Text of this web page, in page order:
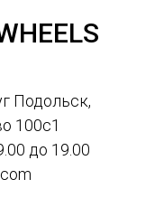
Подольск,
100с1
до 19.00